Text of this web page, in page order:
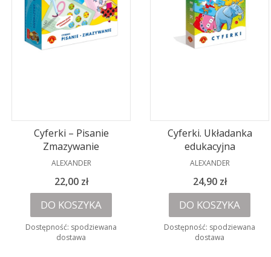
Cyferki – Pisanie
Zmazywanie
PRODUCENT
ALEXANDER
Cena
22,00 zł
DO KOSZYKA
Dostępność: spodziewana
dostawa
Cyferki. Układanka
edukacyjna
PRODUCENT
ALEXANDER
Cena
24,90 zł
DO KOSZYKA
Dostępność: spodziewana
dostawa